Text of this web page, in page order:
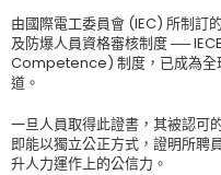
由國際電工委員會 (IEC) 所制訂
及防爆人員資格審核制度 ──
Competence) 制度，已成為全
道。
一旦人員取得此證書，其被認可
即能以獨立公正方式，證明所聘
升人力運作上的公信力。